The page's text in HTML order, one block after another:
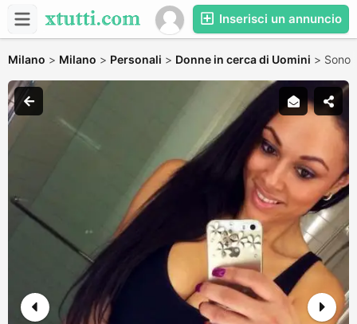
Inserisci un annuncio
Milano > Milano > Personali > Donne in cerca di Uomini > Sono